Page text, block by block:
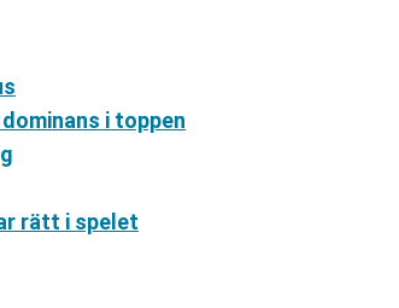
i toppen
rätt i spelet